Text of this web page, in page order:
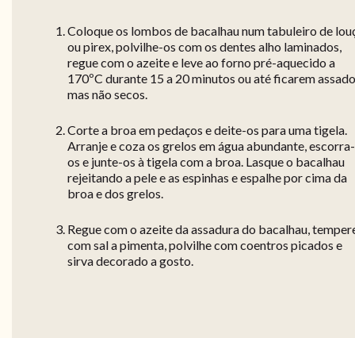
Coloque os lombos de bacalhau num tabuleiro de
ou pirex, polvilhe-os com os dentes alho laminados,
regue com o azeite e leve ao forno pré-aquecido a
170ºC durante 15 a 20 minutos ou até ficarem
mas não secos.
Corte a broa em pedaços e deite-os para uma tigela.
Arranje e coza os grelos em água abundante, escorra-
os e junte-os à tigela com a broa. Lasque o bacalhau
rejeitando a pele e as espinhas e espalhe por cima da
broa e dos grelos.
Regue com o azeite da assadura do bacalhau,
com sal a pimenta, polvilhe com coentros picados e
sirva decorado a gosto.